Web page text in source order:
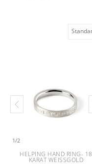
1/2
HELPING HAND RING- 18
KARAT WEISSGOLD